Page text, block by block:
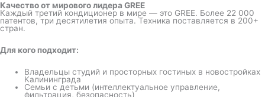
Качество от мирового лидера GREE
Каждый третий кондиционер в мире — это GREE. Более 22 000
патентов, три десятилетия опыта. Техника поставляется в 200+
стран.
Для кого подходит:
Владельцы студий и просторных гостиных в новостройках
Калининграда
Семьи с детьми (интеллектуальное управление,
фильтрация, безопасность)